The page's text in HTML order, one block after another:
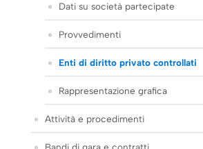
Dati su società partecipate
Provvedimenti
Enti di diritto privato controllati
Rappresentazione grafica
Attività e procedimenti